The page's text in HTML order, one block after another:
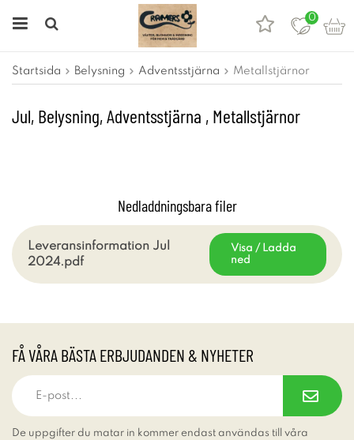
0
Startsida Belysning Adventsstjärna Metallstjärnor
Jul, Belysning, Adventsstjärna , Metallstjärnor
Nedladdningsbara filer
Leveransinformation Jul
2024.pdf
Visa / Ladda
ned
FÅ VÅRA BÄSTA ERBJUDANDEN & NYHETER
De uppgifter du matar in kommer endast användas till våra